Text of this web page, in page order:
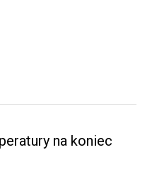
na koniec